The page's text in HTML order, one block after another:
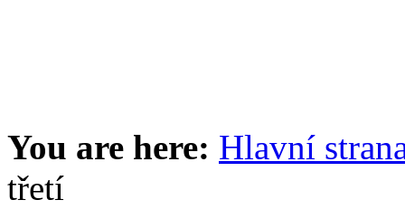
You are here: Hlavní
třetí